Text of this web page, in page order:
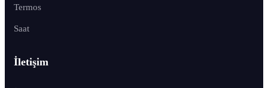
Termos
Saat
İletişim